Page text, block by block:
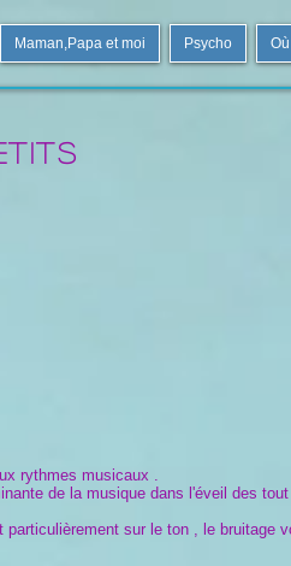
Maman,Papa et moi Psycho
rythmes musicaux .
de la musique dans l'éveil des
sur le ton , le bruitage